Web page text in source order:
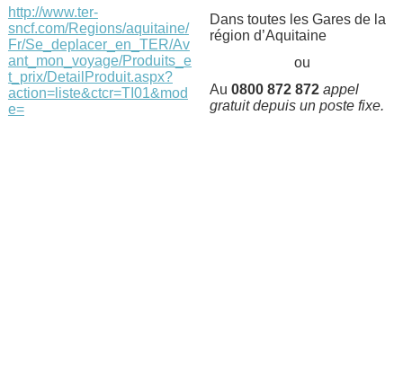
http://www.ter-
sncf.com/Regions/aquitaine/
Fr/Se_deplacer_en_TER/Av
ant_mon_voyage/Produits_e
t_prix/DetailProduit.aspx?
action=liste&ctcr=TI01&mod
e=
Dans toutes les Gares de la
région d’Aquitaine
ou
Au 0800 872 872 appel
gratuit depuis un poste fixe.